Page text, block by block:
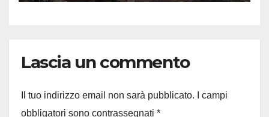
Lascia un commento
Il tuo indirizzo email non sarà pubblicato.
I campi
obbligatori sono contrassegnati *